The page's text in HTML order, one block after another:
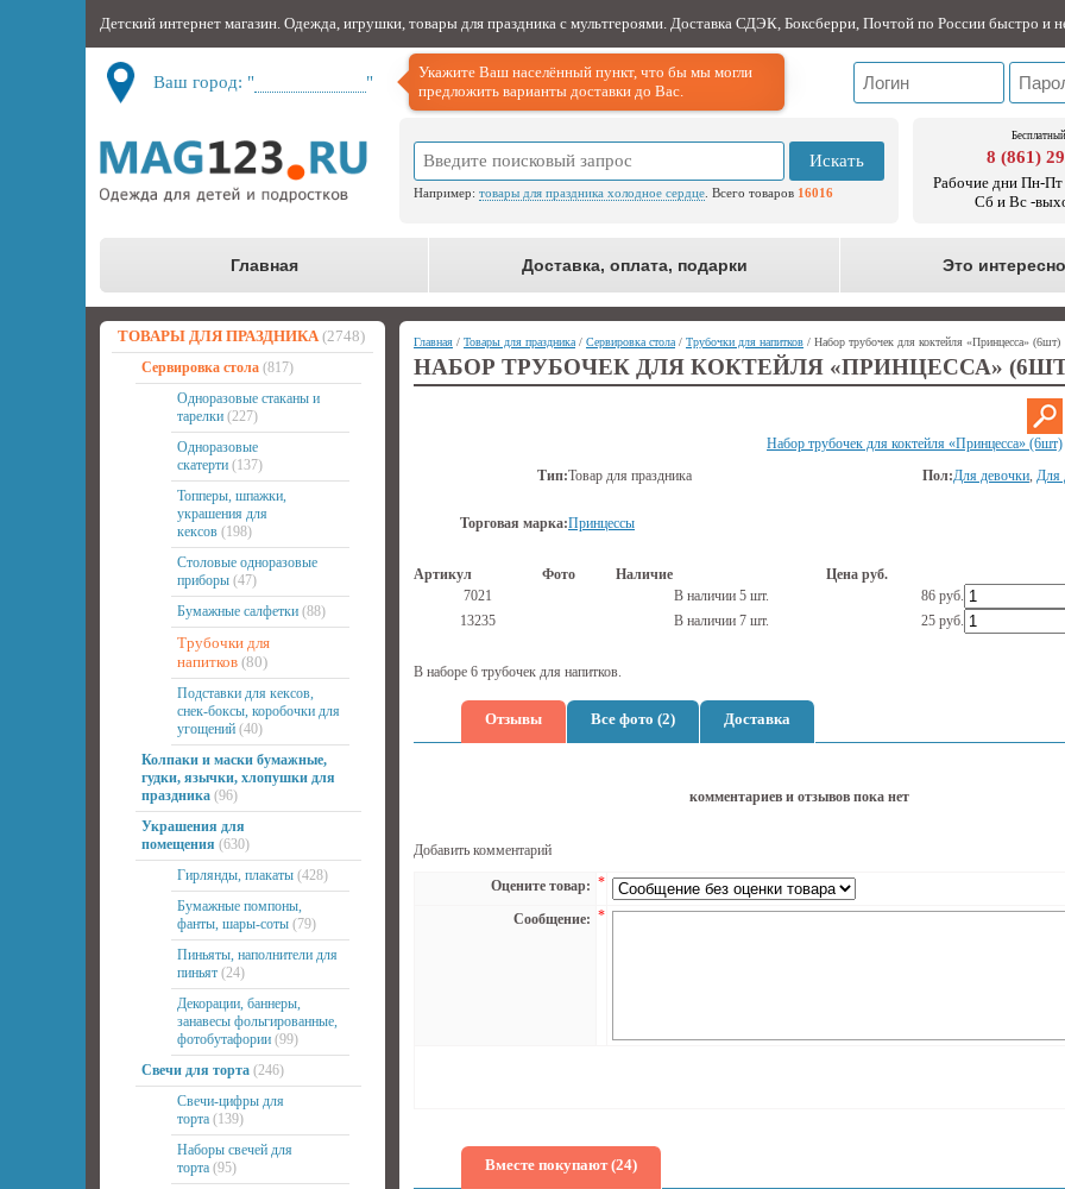
Детский интернет магазин. Одежда, игрушки, товары для праздника с мультгероями. Доставка СДЭК, Боксберри, Почтой по России быстро и
Ваш город: " "
Укажите Ваш населённый пункт, что бы мы могли
предложить варианты доставки до Вас.
Искать
Например: товары для праздника холодное сердце . Всего товаров 16016
8 (861)
Рабочие дни Пн-
Сб и Вс -
Главная Доставка, оплата, подарки Это интересно
ТОВАРЫ ДЛЯ ПРАЗДНИКА (2748)
Сервировка стола (817)
Одноразовые стаканы и
тарелки (227)
Одноразовые
скатерти (137)
Топперы, шпажки,
украшения для
кексов (198)
Столовые одноразовые
приборы (47)
Бумажные салфетки (88)
Трубочки для
напитков (80)
Подставки для кексов,
снек-боксы, коробочки для
угощений (40)
Колпаки и маски бумажные,
гудки, язычки, хлопушки для
праздника (96)
Украшения для
помещения (630)
Гирлянды, плакаты (428)
Бумажные помпоны,
фанты, шары-соты (79)
Пиньяты, наполнители для
пиньят (24)
Декорации, баннеры,
занавесы фольгированные,
фотобутафории (99)
Свечи для торта (246)
Свечи-цифры для
торта (139)
Наборы свечей для
торта (95)
Главная / Товары для праздника / Сервировка стола / Трубочки для напитков / Набор трубочек для коктейля «Принцесса» (6шт)
НАБОР ТРУБОЧЕК ДЛЯ КОКТЕЙЛЯ «ПРИНЦЕССА»
Набор трубочек для коктейля «Принцесса» (6шт)
Тип:Товар для праздника Пол:Для девочки, Для
Торговая марка:Принцессы
Артикул Фото Наличие
Цена руб.
7021
В наличии 5 шт. 86 руб.
13235
В наличии 7 шт. 25 руб.
В наборе 6 трубочек для напитков.
Отзывы Все фото (2) Доставка
комментариев и отзывов пока нет
Добавить комментарий
Оцените товар: *
Сообщение: *
Вместе покупают (24)